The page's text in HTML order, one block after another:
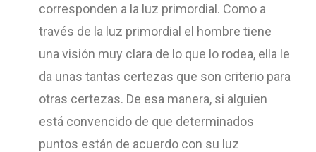
corresponden a la luz primordial. Como a
través de la luz primordial el hombre tiene
una visión muy clara de lo que lo rodea, ella le
da unas tantas certezas que son criterio para
otras certezas. De esa manera, si alguien
está convencido de que determinados
puntos están de acuerdo con su luz